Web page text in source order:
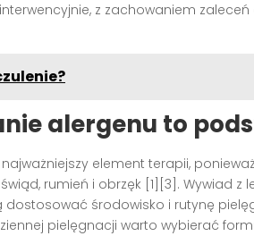
z zachowaniem
alergenu to
element terapii,
rumień i obrzęk [1][3]. Wywiad
dostosować środowisko i rutynę
pielęgnacji warto wybierać